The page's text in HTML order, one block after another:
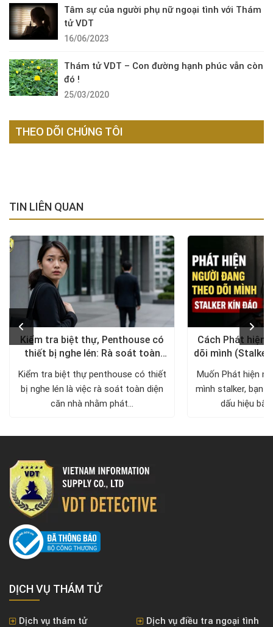
Tâm sự của người phụ nữ ngoại tình với Thám
tử VDT
16/06/2023
Thám tử VDT – Con đường hạnh phúc vẫn còn
đó !
25/03/2020
THEO DÕI CHÚNG TÔI
TIN LIÊN QUAN
Kiểm tra biệt thự, Penthouse có
thiết bị nghe lén: Rà soát toàn
diện, trả lại không gian riêng tư
Kiểm tra biệt thự penthouse có thiết
bị nghe lén là việc rà soát toàn diện
căn nhà nhằm phát...
Cách Phát hiện
dõi mình
Muốn Phát hiện
mình stalker, bạn
dấu hiệu bất
DỊCH VỤ THÁM TỬ
Dịch vụ thám tử
Dịch vụ điều tra ngoại tình